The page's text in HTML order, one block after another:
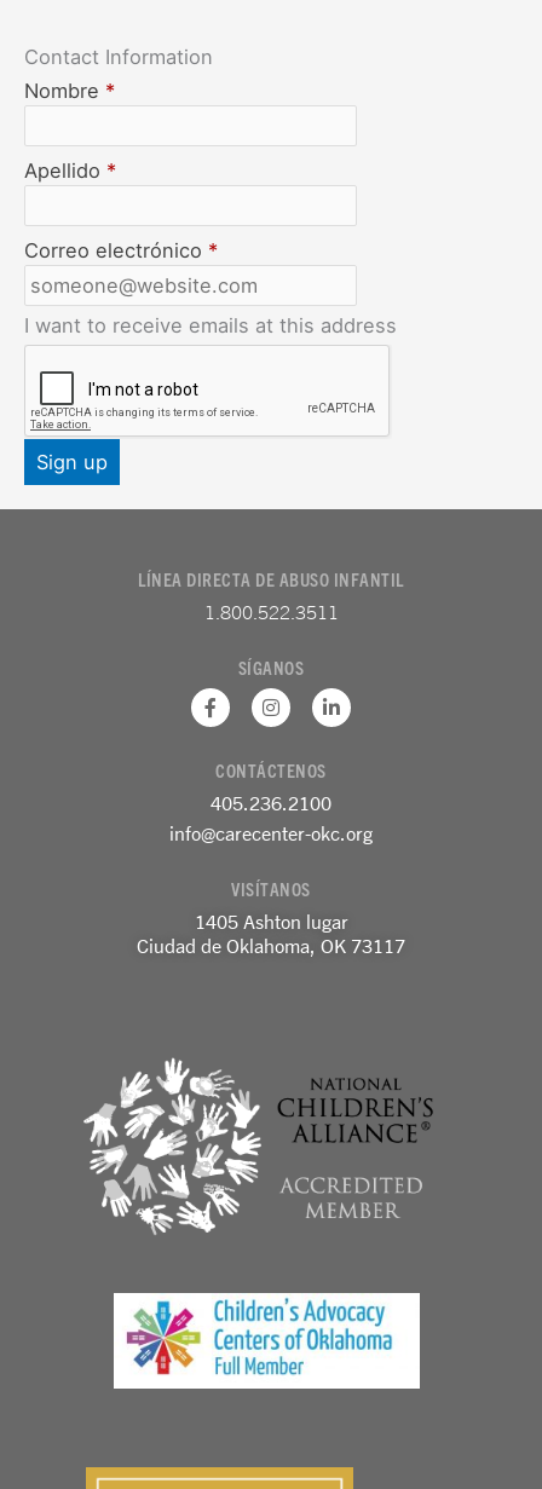
Contact Information
Nombre *
Apellido *
Correo electrónico *
I want to receive emails at this address
LÍNEA DIRECTA DE ABUSO INFANTIL
1.800.522.3511
SÍGANOS
F
a
c
b
o
o
k
-
I
n
s
a
g
r
a
L
i
n
d
i
n
CONTÁCTENOS
405.236.2100
info@carecenter-okc.org
VISÍTANOS
1405 Ashton lugar
Ciudad de Oklahoma, OK 73117